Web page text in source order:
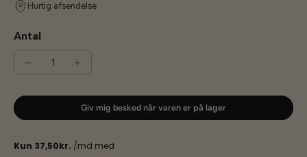
Hurtig afsendelse
Antal
Giv mig besked når varen er på lager